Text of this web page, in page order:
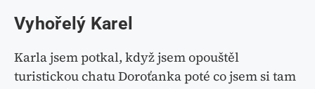
Vyhořelý Karel
Karla jsem potkal, když jsem opouštěl
turistickou chatu Doroťanka poté co jsem si tam